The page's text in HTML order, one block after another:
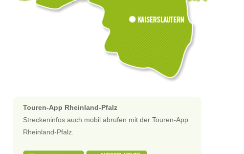
Touren-App Rheinland-Pfalz
Streckeninfos auch mobil abrufen mit der Touren-App
Rheinland-Pfalz.